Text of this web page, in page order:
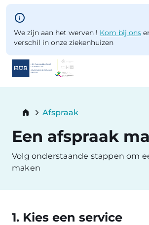
Skip to main content
We zijn aan het werven ! Kom bij ons
verschil in onze ziekenhuizen
content
Breadcrumb
Current:
Afspraak
Een afspraak
Volg onderstaande stappen om
maken
1. Kies een service